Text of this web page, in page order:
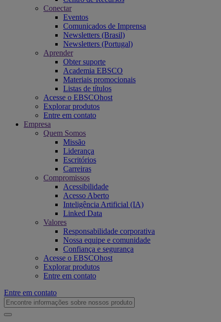
Conectar
Eventos
Comunicados de Imprensa
Newsletters (Brasil)
Newsletters (Portugal)
Aprender
Obter suporte
Academia EBSCO
Materiais promocionais
Listas de títulos
Acesse o EBSCOhost
Explorar produtos
Entre em contato
Empresa
Quem Somos
Missão
Liderança
Escritórios
Carreiras
Compromissos
Acessibilidade
Acesso Aberto
Inteligência Artificial (IA)
Linked Data
Valores
Responsabilidade corporativa
Nossa equipe e comunidade
Confiança e segurança
Acesse o EBSCOhost
Explorar produtos
Entre em contato
Entre em contato